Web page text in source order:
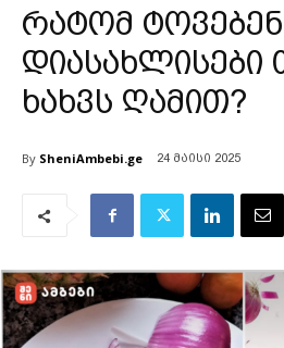
რატომ ტოვებენ
დიასახლისები
ხახვს ღამით?
By SheniAmbebi.ge 24 მაისი 2025